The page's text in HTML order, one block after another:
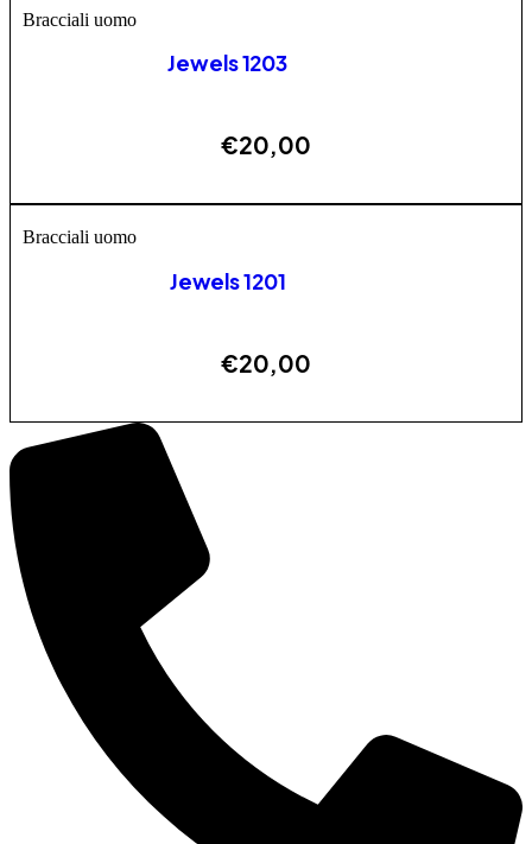
Bracciali uomo
Jewels 1203
€20,00
Bracciali uomo
Jewels 1201
€20,00